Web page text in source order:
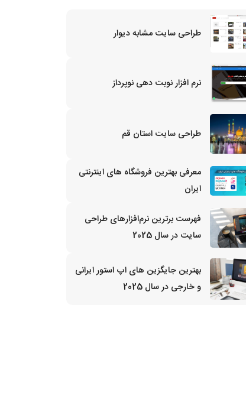
طراحی سایت مشابه دیوار
نرم افزار نوبت دهی نوپرداز
طراحی سایت استان قم
معرفی بهترین فروشگاه های اینترنتی
ایران
فهرست برترین نرم‌افزارهای طراحی
سایت در سال 2025
بهترین جایگزین‌ های اپ استور ایرانی
و خارجی در سال 2025